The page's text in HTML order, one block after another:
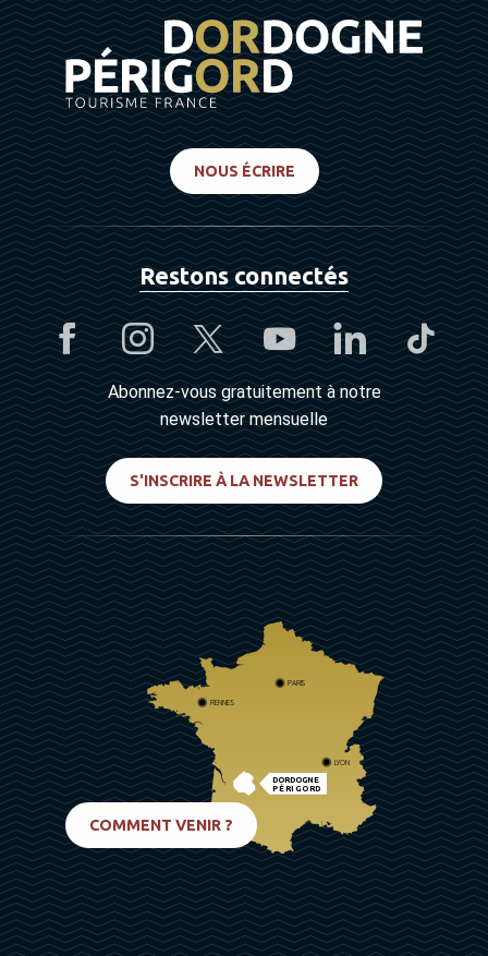
NOUS ÉCRIRE
Restons connectés
Abonnez-vous gratuitement à notre
newsletter mensuelle
S'INSCRIRE À LA NEWSLETTER
DORDOGNE
PÉRIGORD
PARIS
RENNES
LYON
COMMENT VENIR ?